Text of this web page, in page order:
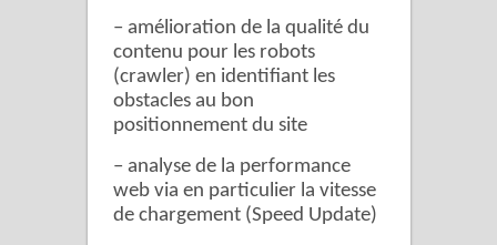
– amélioration de la qualité du
contenu pour les robots
(crawler) en identifiant les
obstacles au bon
positionnement du site
– analyse de la performance
web via en particulier la vitesse
de chargement (Speed Update)